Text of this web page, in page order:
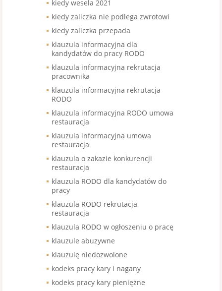
kiedy wesela 2021
kiedy zaliczka nie podlega zwrotowi
kiedy zaliczka przepada
klauzula informacyjna dla
kandydatów do pracy RODO
klauzula informacyjna rekrutacja
pracownika
klauzula informacyjna rekrutacja
RODO
klauzula informacyjna RODO umowa
restauracja
klauzula informacyjna umowa
restauracja
klauzula o zakazie konkurencji
restauracja
klauzula RODO dla kandydatów do
pracy
klauzula RODO rekrutacja
restauracja
klauzula RODO w ogłoszeniu o pracę
klauzule abuzywne
klauzulę niedozwolone
kodeks pracy kary i nagany
kodeks pracy kary pieniężne